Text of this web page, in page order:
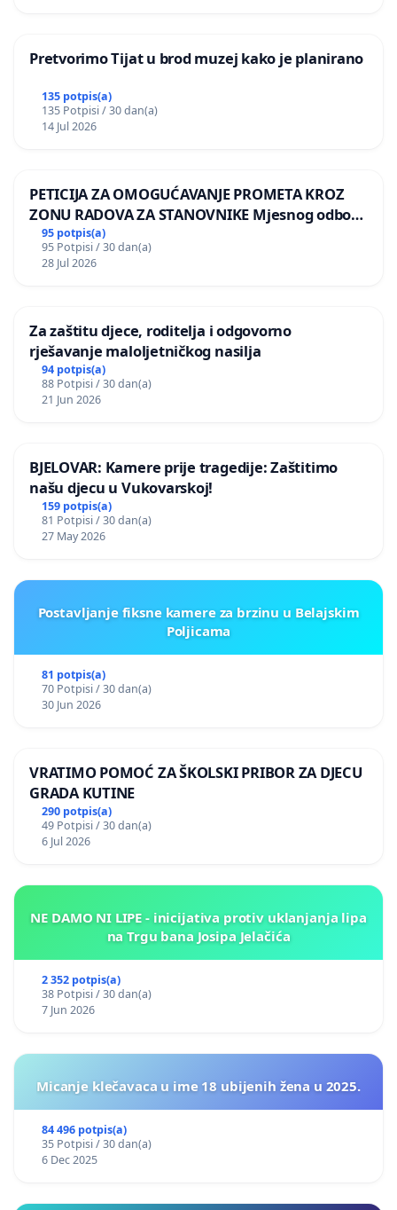
Pretvorimo Tijat u brod muzej kako je planirano
135 potpis(a)
135 Potpisi / 30 dan(a)
14 Jul 2026
PETICIJA ZA OMOGUĆAVANJE PROMETA KROZ
ZONU RADOVA ZA STANOVNIKE Mjesnog odbora
Kamensko i Lemić Brdo
95 potpis(a)
95 Potpisi / 30 dan(a)
28 Jul 2026
Za zaštitu djece, roditelja i odgovorno
rješavanje maloljetničkog nasilja
94 potpis(a)
88 Potpisi / 30 dan(a)
21 Jun 2026
BJELOVAR: Kamere prije tragedije: Zaštitimo
našu djecu u Vukovarskoj!
159 potpis(a)
81 Potpisi / 30 dan(a)
27 May 2026
Postavljanje fiksne kamere za brzinu u Belajskim
Poljicama
81 potpis(a)
70 Potpisi / 30 dan(a)
30 Jun 2026
VRATIMO POMOĆ ZA ŠKOLSKI PRIBOR ZA DJECU
GRADA KUTINE
290 potpis(a)
49 Potpisi / 30 dan(a)
6 Jul 2026
NE DAMO NI LIPE - inicijativa protiv uklanjanja lipa
na Trgu bana Josipa Jelačića
2 352 potpis(a)
38 Potpisi / 30 dan(a)
7 Jun 2026
Micanje klečavaca u ime 18 ubijenih žena u 2025.
84 496 potpis(a)
35 Potpisi / 30 dan(a)
6 Dec 2025